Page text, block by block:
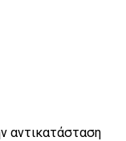
αντικατάσταση